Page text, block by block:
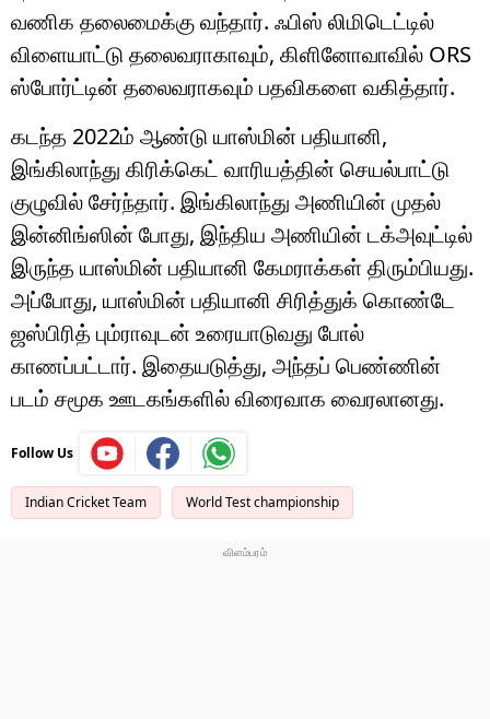
வணிக தலைமைக்கு வந்தார். ஃபிஸ் லிமிடெட்டில்
விளையாட்டு தலைவராகாவும், கிளினோவாவில் ORS
ஸ்போர்ட்டின் தலைவராகவும் பதவிகளை வகித்தார்.
கடந்த 2022ம் ஆண்டு யாஸ்மின் பதியானி,
இங்கிலாந்து கிரிக்கெட் வாரியத்தின் செயல்பாட்டு
குழுவில் சேர்ந்தார். இங்கிலாந்து அணியின் முதல்
இன்னிங்ஸின் போது, ​​இந்திய அணியின் டக்அவுட்டில்
இருந்த யாஸ்மின் பதியானி கேமராக்கள் திரும்பியது.
அப்போது, யாஸ்மின் பதியானி சிரித்துக் கொண்டே
ஜஸ்பிரித் பும்ராவுடன் உரையாடுவது போல்
காணப்பட்டார். இதையடுத்து, அந்தப் பெண்ணின்
படம் சமூக ஊடகங்களில் விரைவாக வைரலானது.
Follow Us
Indian Cricket Team World Test championship